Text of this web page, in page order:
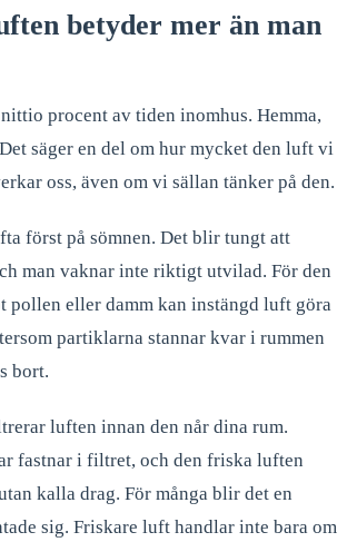
betyder mer än man
procent av tiden inomhus. Hemma,
säger en del om hur mycket den luft vi
oss, även om vi sällan tänker på den.
först på sömnen. Det blir tungt att
man vaknar inte riktigt utvilad. För den
pollen eller damm kan instängd luft göra
partiklarna stannar kvar i rummen
bort.
luften innan den når dina rum.
fastnar i filtret, och den friska luften
kalla drag. För många blir det en
sig. Friskare luft handlar inte bara om